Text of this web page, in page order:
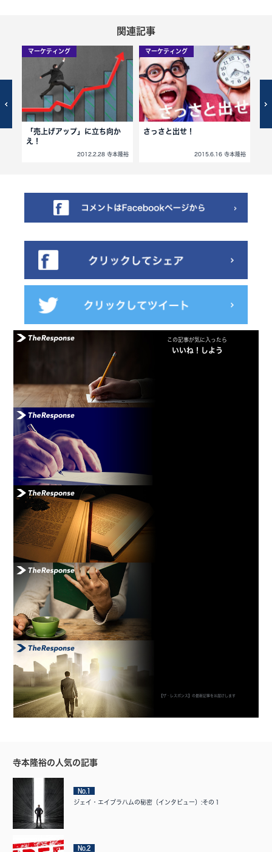
関連記事
マーケティング
「売上げアップ」に立ち向か
え！
2012.2.28 寺本隆裕
マーケティング
さっさと出せ！
2015.6.16 寺本隆裕
この記事が気に入ったら
いいね！しよう
【ザ・レスポンス】の最新記事をお届けします
寺本隆裕の人気の記事
No.1
ジェイ・エイブラハムの秘密（インタビュー）:その１
No.2